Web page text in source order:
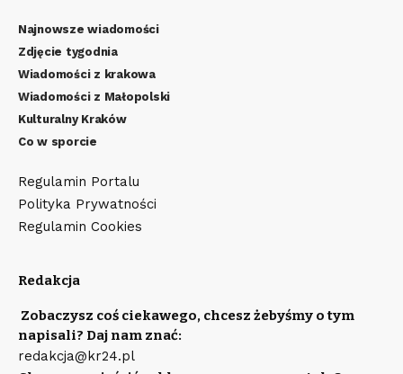
Najnowsze wiadomości
Zdjęcie tygodnia
Wiadomości z krakowa
Wiadomości z Małopolski
Kulturalny Kraków
Co w sporcie
Regulamin Portalu
Polityka Prywatności
Regulamin Cookies
Redakcja
Zobaczysz coś ciekawego, chcesz żebyśmy o tym
napisali? Daj nam znać:
redakcja@kr24.pl